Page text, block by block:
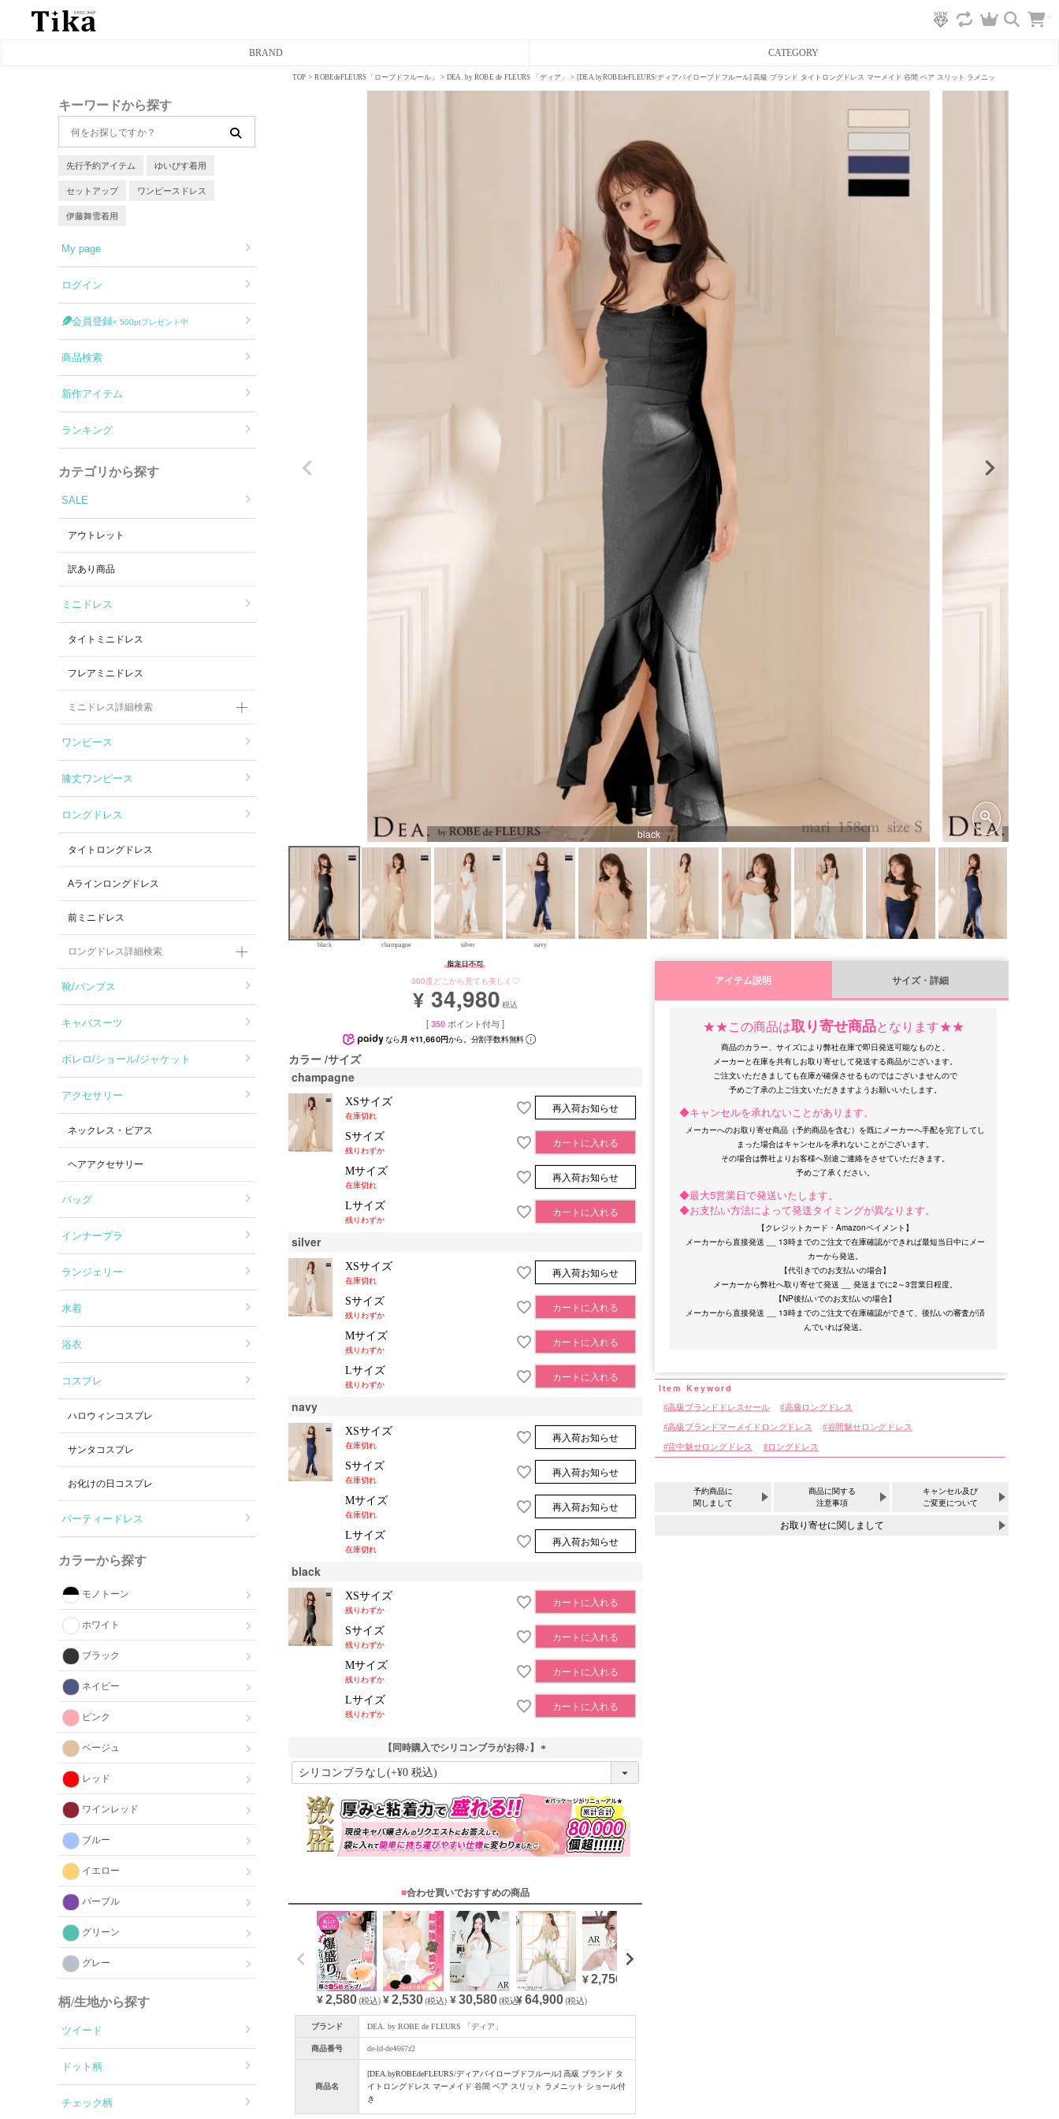
BRAND CATEGORY
フレアミニドレス
タイトロングドレス
Aラインロングドレス
バースデードレス
キーワードから探す
先行予約アイテム ゆいぴす着用
セットアップ ワンピースドレス
伊藤舞雪着用
My page
ログイン
会員登録< 500ptプレゼント中
商品検索
新作アイテム
ランキング
カテゴリから探す
SALE
アウトレット
訳あり商品
ミニドレス
タイトミニドレス
フレアミニドレス
ミニドレス詳細検索
ワンピース
膝丈ワンピース
ロングドレス
タイトロングドレス
Aラインロングドレス
前ミニドレス
ロングドレス詳細検索
靴/パンプス
キャバスーツ
ボレロ/ショール/ジャケット
アクセサリー
ネックレス・ピアス
ヘアアクセサリー
バッグ
インナーブラ
ランジェリー
水着
浴衣
コスプレ
ハロウィンコスプレ
サンタコスプレ
お化けの日コスプレ
パーティードレス
カラーから探す
モノトーン
ホワイト
ブラック
ネイビー
ピンク
ベージュ
レッド
ワインレッド
ブルー
イエロー
パープル
グリーン
グレー
柄/生地から探す
ツイード
ドット柄
チェック柄
TOP ROBEdeFLEURS「ローブドフルール」 DEA. by ROBE de FLEURS 「ディア」 [DEA.byROBEdeFLEURS/ディアバイローブドフルール] 高級 ブランド タイトロングドレス マーメイド 谷間 ベア スリット ラメニット ショール付き
black
black champagne silver navy
360度どこから見ても美しく♡
¥ 34,980 税込
[350 ポイント付与 ]
なら 月々11,660円から。分割手数料無料
カラー サイズ
champagne
XSサイズ
在庫切れ
再入荷お知らせ
Sサイズ
残りわずか
カートに入れる
Mサイズ
在庫切れ
再入荷お知らせ
Lサイズ
残りわずか
カートに入れる
silver
XSサイズ
在庫切れ
再入荷お知らせ
Sサイズ
残りわずか
カートに入れる
Mサイズ
残りわずか
カートに入れる
Lサイズ
残りわずか
カートに入れる
navy
XSサイズ
在庫切れ
再入荷お知らせ
Sサイズ
在庫切れ
再入荷お知らせ
Mサイズ
在庫切れ
再入荷お知らせ
Lサイズ
在庫切れ
再入荷お知らせ
black
XSサイズ
残りわずか
カートに入れる
Sサイズ
残りわずか
カートに入れる
Mサイズ
残りわずか
カートに入れる
Lサイズ
残りわずか
カートに入れる
【同時購入でシリコンブラがお得♪】
(
須
■合わせ買いでおすすめの商品
¥2,580(税込) ¥ 2,530(税込) ¥30,580 (税込)¥64,900 (税込)
¥2,750
ブランド DEA. by ROBE de FLEURS 「ディア」
商品番号 de-ld-de4667z2
商品名
[DEA.byROBEdeFLEURS/ディアバイローブドフルール] 高級 ブランド タ
イトロングドレス マーメイド 谷間 ベア スリット ラメニット ショール付
き
アイテム説明 サイズ・詳細
★★この商品は取り寄せ商品となります★★
商品のカラー、サイズにより弊社在庫で即日発送可能なものと、
メーカーと在庫を共有しお取り寄せして発送する商品がございます。
ご注文いただきましても在庫が確保させるものではございませんので
◆キャンセルを承れないことがあります。
メーカーへのお取り寄せ商品（予約商品を含む）を既にメーカーへ手配を完了してし
まった場合はキャンセルを承れないことがございます。
その場合は弊社よりお客様へ別途ご連絡をさせていただきます。
◆最大5営業日で発送いたします。
◆お支払い方法によって発送タイミングが異なります。
【クレジットカード・Amazonペイメント】
メーカーから直接発送 __ 13時までのご注文で在庫確認ができれば最短当日中にメー
カーから発送。
【代引きでのお支払いの場合】
メーカーから弊社へ取り寄せて発送 __ 発送までに2～3営業日程度。
【NP後払いでのお支払いの場合】
メーカーから直接発送 __ 13時までのご注文で在庫確認ができて、後払いの審査が済
高級ブランドドレスセール 高級ロングドレス
高級ブランドマーメイドロングドレス
谷間魅せロングドレス
背中魅せロングドレス
ロングドレス
予約商品に
関しまして
商品に関する
注意事項
キャンセル及び
ご変更について
お取り寄せに関しまして